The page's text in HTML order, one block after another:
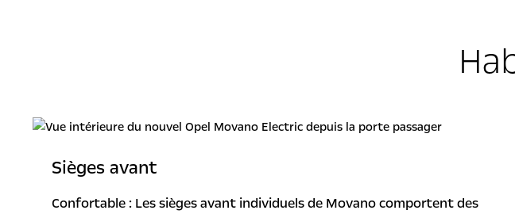
Sièges avant
Confortable : Les sièges avant individuels de Movano comportent des